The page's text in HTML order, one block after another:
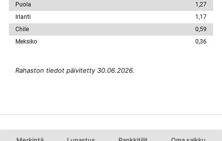
Puola
1,27
Irlanti
1,17
Chile
0,59
Meksiko
0,36
Rahaston tiedot päivitetty 30.06.2026.